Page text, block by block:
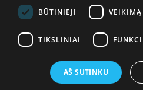
BŪTINIEJI VEIKIMĄ
TIKSLINIAI
AŠ SUTINKU